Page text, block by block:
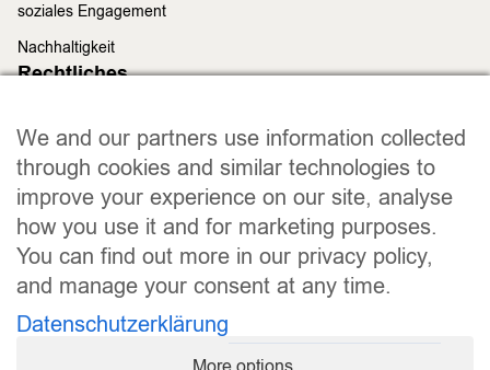
soziales Engagement
Nachhaltigkeit
Rechtliches
Datenschutz
Widerrufsrecht
Allgemeine Geschäftsbedingungen
Versand und Lieferung
Zahlungsweisen
Barrierefreiheitserklärung
We and our partners use information collected
through cookies and similar technologies to
improve your experience on our site, analyse
how you use it and for marketing purposes.
You can find out more in our privacy policy,
and manage your consent at any time.
Datenschutzerklärung